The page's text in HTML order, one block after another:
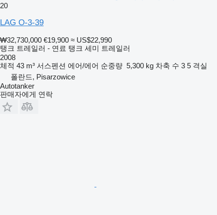
20
LAG O-3-39
₩32,730,000 €19,900 ≈ US$22,990
탱크 트레일러 - 연료 탱크 세미 트레일러
2008
체적 43 m³ 서스펜션 에어/에어 순중량 5,300 kg 차축 수 3 5 격실
폴란드, Pisarzowice
Autotanker
판매자에게 연락